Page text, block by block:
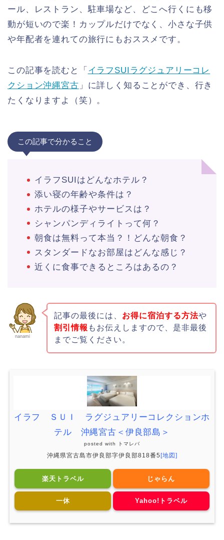
ール、レストラン、駐車場など、どこへ行くにも移
動が短いので楽！カップルだけでなく、小さな子供
や年配者を連れての旅行にもおススメです。
この記事を読むと「 イラフSUIラグジュアリーコレ
クション沖縄宮古 」に詳しく知ることができ、行き
たくなりますよ（笑）。
この記事で分かること
イラフSUIはどんなホテル？
添い寝の年齢や条件は？
ホテルの様子やサービスは？
シャンパンディライトって何？
朝食は無料って本当？！どんな朝食？
スタンダードなお部屋はどんな感じ？
近くに食事できるところはあるの？
nanami
記事の最後には、 お得に宿泊する方法や
割引情報 もお伝えしますので、是非最後
までご覧ください。
イラフ ＳＵＩ ラグジュアリーコレクションホ
テル 沖縄宮古＜伊良部島＞
posted with トマレバ
沖縄県宮古島市伊良部字伊良部818番5 [地図]
楽天トラベル じゃらん
一休 Yahoo!トラベル